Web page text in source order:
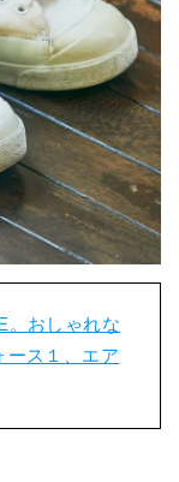
。おしゃれな
ース１、エア